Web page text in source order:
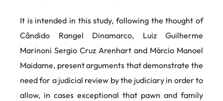
It is intended in this study, following the thought of
Cândido Rangel Dinamarco, Luiz Guilherme
Marinoni Sergio Cruz Arenhart and Márcio Manoel
Maidame, present arguments that demonstrate the
need for a judicial review by the judiciary in order to
allow, in cases exceptional that pawn and family